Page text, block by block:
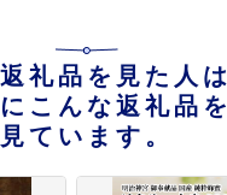
礼品を見た人は
こんな返礼品を
見ています。